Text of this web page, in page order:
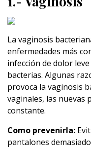
La vaginosis
enfermedades más
infección de dolor
bacterias. Algunas
provoca la vaginosis
vaginales, las nuevas
constante.
Como prevenirla:
pantalones